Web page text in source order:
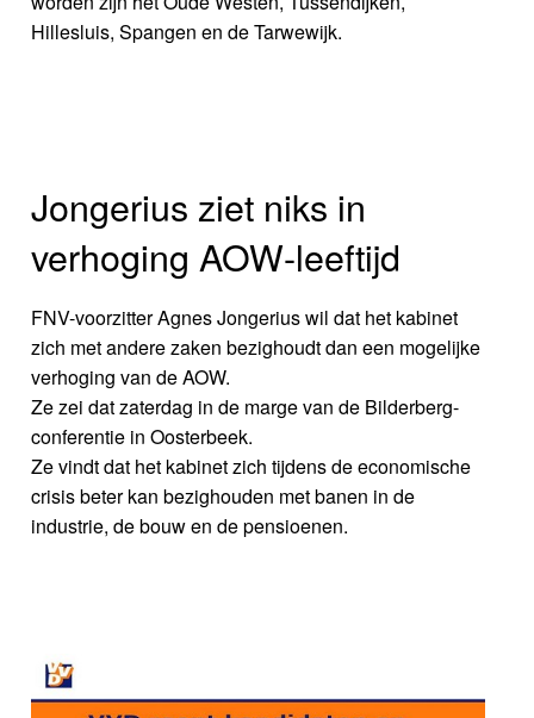
Hillesluis, Spangen en de Tarwewijk.
Jongerius ziet niks in
verhoging AOW-leeftijd
FNV-voorzitter Agnes Jongerius wil dat het kabinet
zich met andere zaken bezighoudt dan een mogelijke
verhoging van de AOW.
Ze zei dat zaterdag in de marge van de Bilderberg-
conferentie in Oosterbeek.
Ze vindt dat het kabinet zich tijdens de economische
crisis beter kan bezighouden met banen in de
industrie, de bouw en de pensioenen.